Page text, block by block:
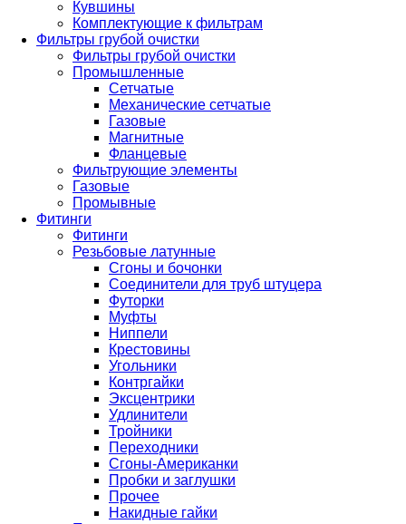
Кувшины
Комплектующие к фильтрам
Фильтры грубой очистки
Фильтры грубой очистки
Промышленные
Сетчатые
Механические сетчатые
Газовые
Магнитные
Фланцевые
Фильтрующие элементы
Газовые
Промывные
Фитинги
Фитинги
Резьбовые латунные
Сгоны и бочонки
Соединители для труб штуцера
Футорки
Муфты
Ниппели
Крестовины
Угольники
Контргайки
Эксцентрики
Удлинители
Тройники
Переходники
Сгоны-Американки
Пробки и заглушки
Прочее
Накидные гайки